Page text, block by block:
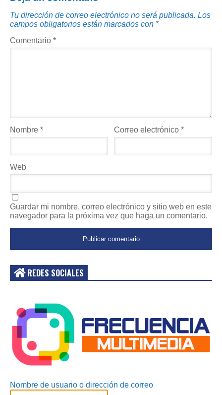
Tu dirección de correo electrónico no será publicada. Los
campos obligatorios están marcados con *
Comentario *
Nombre * Correo electrónico*
Web
Guardar mi nombre, correo electrónico y sitio web en este
navegador para la próxima vez que haga un comentario.
REDES SOCIALES
Nombre de usuario o dirección de correo